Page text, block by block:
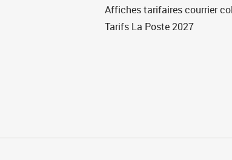
Affiches tarifaires courrier
Tarifs La Poste 2027